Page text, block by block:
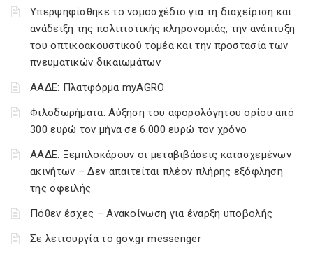
Υπερψηφίσθηκε το νομοσχέδιο για τη διαχείριση και
ανάδειξη της πολιτιστικής κληρονομιάς, την ανάπτυξη
του οπτικοακουστικού τομέα και την προστασία των
πνευματικών δικαιωμάτων
ΑΑΔΕ: Πλατφόρμα myAGRO
Φιλοδωρήματα: Αύξηση του αφορολόγητου ορίου από
300 ευρώ τον μήνα σε 6.000 ευρώ τον χρόνο
ΑΑΔΕ: Ξεμπλοκάρουν οι μεταβιβάσεις κατασχεμένων
ακινήτων – Δεν απαιτείται πλέον πλήρης εξόφληση
της οφειλής
Πόθεν έσχες – Ανακοίνωση για έναρξη υποβολής
Σε λειτουργία το gov.gr messenger